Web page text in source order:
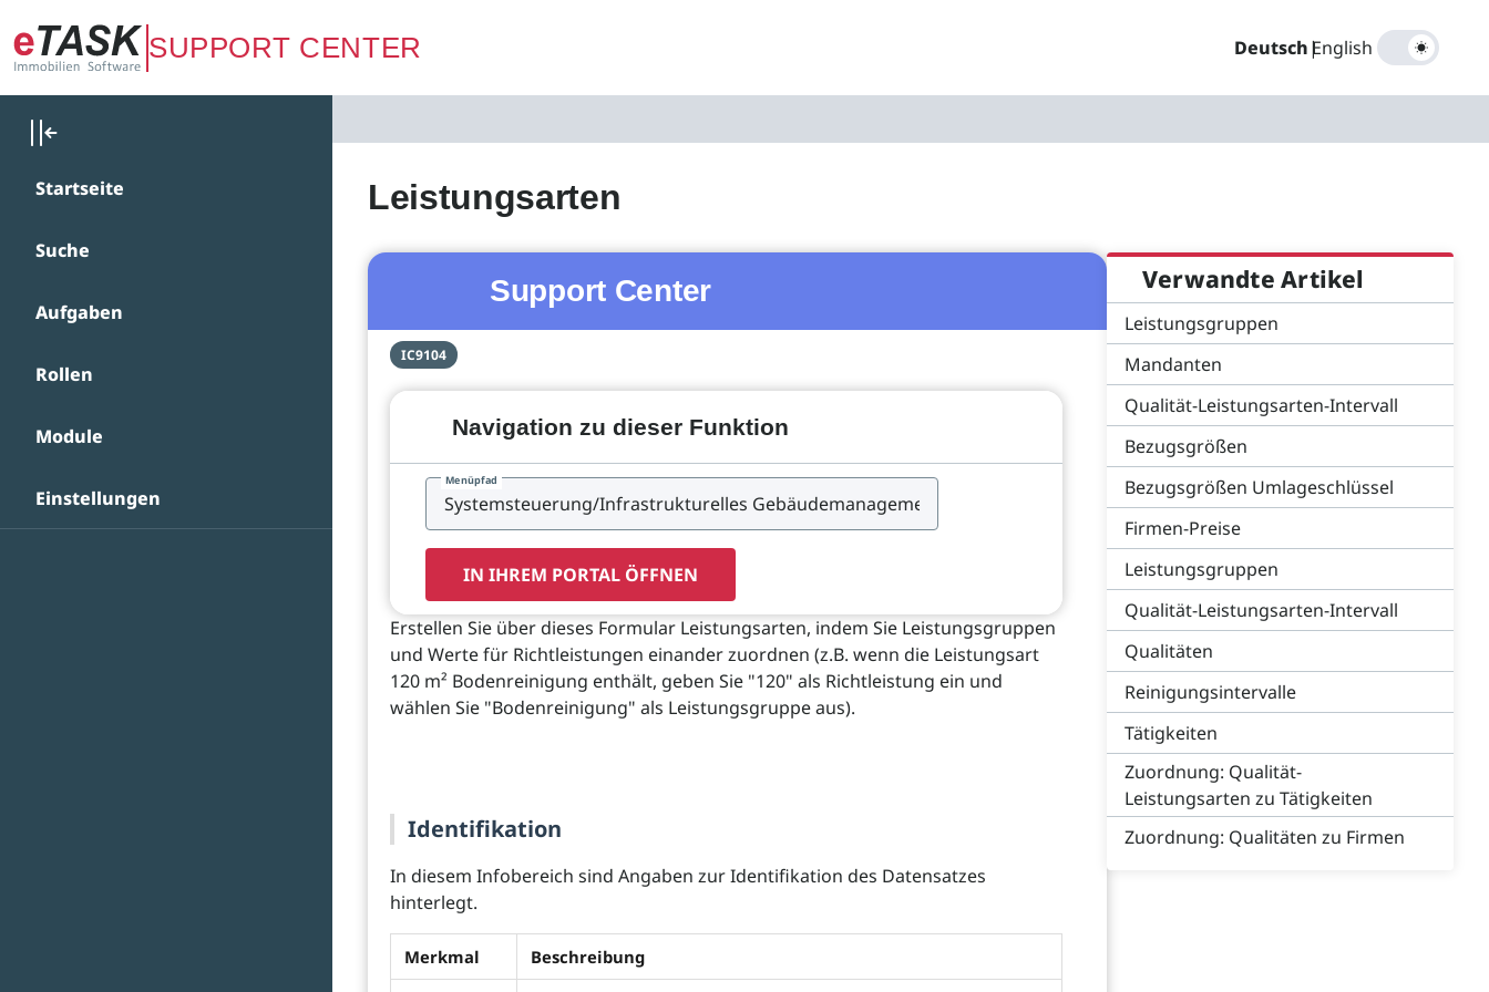
Zum Hauptinhalt springen
SUPPORT CENTER Deutsch|
English
Startseite
Suche
Aufgaben
Rollen
Module
Einstellungen
Leistungsarten
Support Center
IC9104
Navigation zu dieser Funktion
Menüpfad
IN IHREM PORTAL ÖFFNEN
Erstellen Sie über dieses Formular Leistungsarten, indem Sie Leistungsgruppen
und Werte für Richtleistungen einander zuordnen (z.B. wenn die Leistungsart
120 m² Bodenreinigung enthält, geben Sie "120" als Richtleistung ein und
wählen Sie "Bodenreinigung" als Leistungsgruppe aus).
Identifikation
In diesem Infobereich sind Angaben zur Identifikation des Datensatzes
hinterlegt.
Merkmal Beschreibung
Verwandte Artikel
Leistungsgruppen
Mandanten
Qualität-Leistungsarten-Intervall
Bezugsgrößen
Bezugsgrößen Umlageschlüssel
Firmen-Preise
Leistungsgruppen
Qualität-Leistungsarten-Intervall
Qualitäten
Reinigungsintervalle
Tätigkeiten
Zuordnung: Qualität-
Leistungsarten zu Tätigkeiten
Zuordnung: Qualitäten zu Firmen